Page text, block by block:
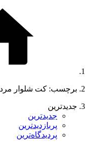
برچسب: کت شلوار
جدیدترین
جدیدترین
پربازدیدترین
پردیدگاه‌ترین